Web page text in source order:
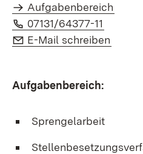
Aufgabenbereich
Telefon:
07131/64377-11
E-Mail:
E-Mail schreiben
Aufgabenbereich:
Sprengelarbeit